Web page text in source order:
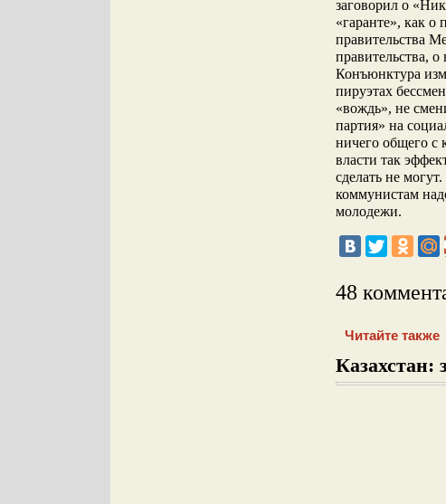
заговорил о
«гаранте», как
правительства
правительства,
Конъюнктура
пируэтах
«вождь», не
партия» на
ничего общего с
власти так
сделать не
коммунистам
молодежи.
48
Читайте также
Казахстан: